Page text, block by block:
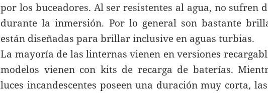
por los buceadores. Al ser resistentes al agua, no sufren
durante la inmersión. Por lo general son bastante
están diseñadas para brillar inclusive en aguas turbias.
La mayoría de las linternas vienen en versiones
modelos vienen con kits de recarga de baterías.
luces incandescentes poseen una duración muy corta,